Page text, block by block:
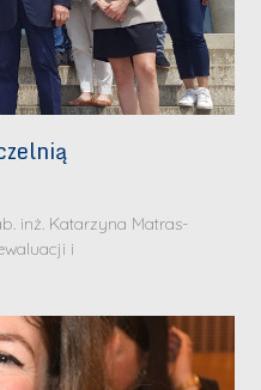
inż. Katarzyna Matras-
i